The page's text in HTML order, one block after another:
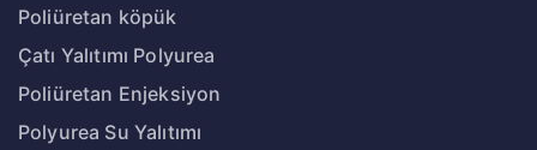
Poliüretan köpük
Çatı Yalıtımı Polyurea
Poliüretan Enjeksiyon
Polyurea Su Yalıtımı